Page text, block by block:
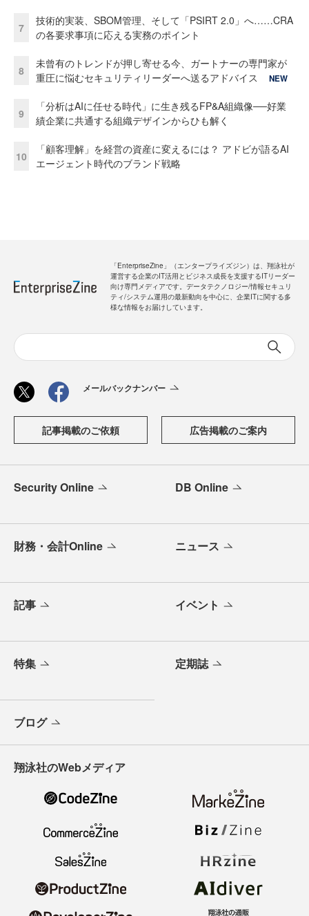
7
技術的実装、SBOM管理、そして「PSIRT 2.0」へ……CRA
の各要求事項に応える実務のポイント
8
未曾有のトレンドが押し寄せる今、ガートナーの専門家が
重圧に悩むセキュリティリーダーへ送るアドバイス
NEW
9
「分析はAIに任せる時代」に生き残るFP&A組織像──好業
績企業に共通する組織デザインからひも解く
10
「顧客理解」を経営の資産に変えるには？ アドビが語るAI
エージェント時代のブランド戦略
「EnterpriseZine」（エンタープライズジン）は、翔泳社が
運営する企業のIT活用とビジネス成長を支援するITリーダー
向け専門メディアです。データテクノロジー/情報セキュリ
ティ/システム運用の最新動向を中心に、企業ITに関する多
様な情報をお届けしています。
メールバックナンバー
記事掲載のご依頼 広告掲載のご案内
Security Online DB Online
財務・会計Online ニュース
記事 イベント
特集 定期誌
ブログ
翔泳社のWebメディア